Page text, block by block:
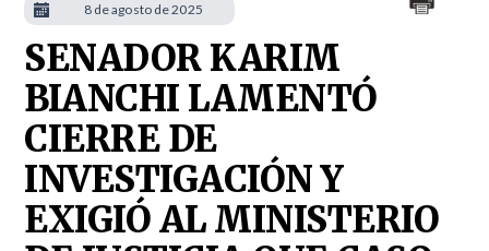
SENADOR KARIM
BIANCHI LAMENTÓ
CIERRE DE
INVESTIGACIÓN Y
EXIGIÓ AL MINISTERIO
8 de agosto de 2025